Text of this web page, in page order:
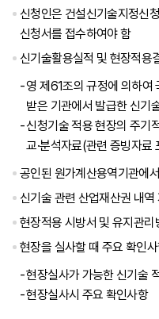
신청인은 건설신기술지정신
신청서를 접수하여야 함
신기술활용실적 및 현장적용
영 제61조의 규정에 의하여
받은 기관에서 발급한 신기
신청기술 적용 현장의 주기
교·분석자료(관련 증빙자료
공인된 원가계산용역기관에
신기술 관련 산업재산권 내역
현장적용 시방서 및 유지관리
현장을 실사할 때 주요 확인
현장실사가 가능한 신기술
현장실사시 주요 확인사항